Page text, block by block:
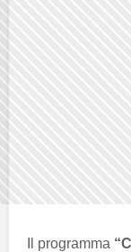
Il programma